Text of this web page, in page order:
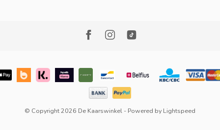
© Copyright 2026 De Kaarswinkel - Powered by Lightspeed